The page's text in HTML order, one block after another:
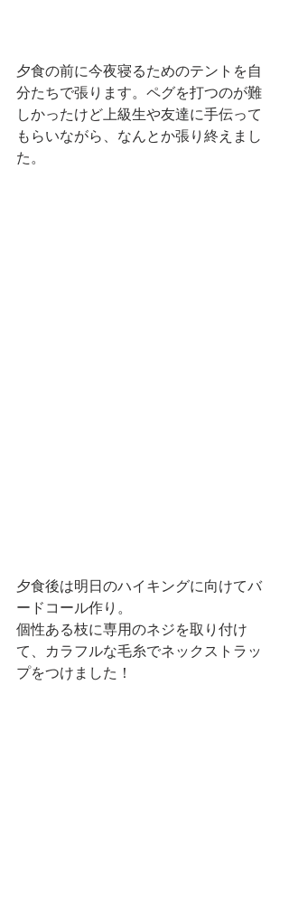
夕食の前に今夜寝るためのテントを自
分たちで張ります。ペグを打つのが難
しかったけど上級生や友達に手伝って
もらいながら、なんとか張り終えまし
た。
夕食後は明日のハイキングに向けてバ
ードコール作り。
個性ある枝に専用のネジを取り付け
て、カラフルな毛糸でネックストラッ
プをつけました！